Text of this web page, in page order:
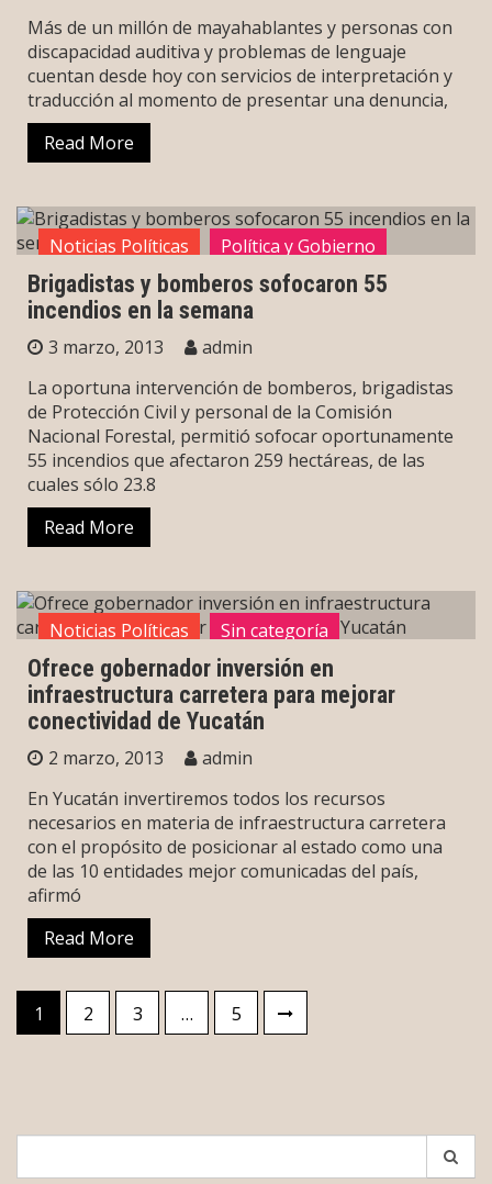
Más de un millón de mayahablantes y personas con
discapacidad auditiva y problemas de lenguaje
cuentan desde hoy con servicios de interpretación y
traducción al momento de presentar una denuncia,
Read More
Noticias Políticas
Política y Gobierno
Sin categoría
Brigadistas y bomberos sofocaron 55
incendios en la semana
3 marzo, 2013
admin
La oportuna intervención de bomberos, brigadistas
de Protección Civil y personal de la Comisión
Nacional Forestal, permitió sofocar oportunamente
55 incendios que afectaron 259 hectáreas, de las
cuales sólo 23.8
Read More
Noticias Políticas Sin categoría
Ofrece gobernador inversión en
infraestructura carretera para mejorar
conectividad de Yucatán
2 marzo, 2013
admin
En Yucatán invertiremos todos los recursos
necesarios en materia de infraestructura carretera
con el propósito de posicionar al estado como una
de las 10 entidades mejor comunicadas del país,
afirmó
Read More
Paginación
de
1 2 3 … 5